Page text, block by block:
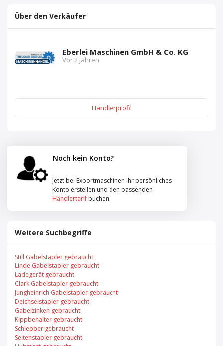
Über den Verkäufer
Eberlei Maschinen GmbH & Co. KG
Vor 2 Jahren
Händlerprofil
Noch kein Konto?
Jetzt bei Exportmaschinen ihr persönliches
Konto erstellen und den passenden
Händlertarif buchen.
Weitere Suchbegriffe
Still Gabelstapler gebraucht
Linde Gabelstapler gebraucht
Ladegerät gebraucht
Clark Gabelstapler gebraucht
Jungheinrich Gabelstapler gebraucht
Deichselstapler gebraucht
Gabelzinken gebraucht
Kippbehälter gebraucht
Schlepper gebraucht
Seitenstapler gebraucht